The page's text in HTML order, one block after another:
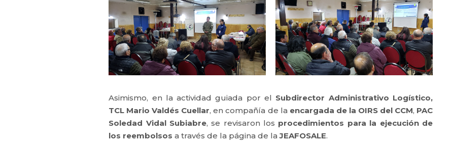
​Asimismo, en la actividad guiada por el Subdirector Administrativo Logístico,
TCL Mario Valdés Cuellar, en compañía de la encargada de la OIRS del CCM, PAC
Soledad Vidal Subiabre, se revisaron los procedimientos para la ejecución de
los reembolsos a través de la página de laJEAFOSALE.